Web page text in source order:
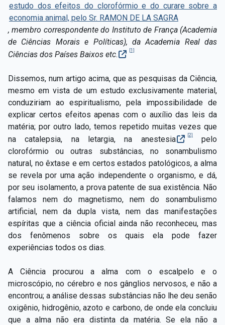
estudo dos efeitos do clorofórmio e do curare sobre a
economia animal, pelo Sr. RAMON DE LA SAGRA
, membro correspondente do Instituto de França (Academia
de Ciências Morais e Políticas), da Academia Real das
Ciências dos Países Baixos etc. [1]
Dissemos, num artigo acima, que as pesquisas da Ciência,
mesmo em vista de um estudo exclusivamente material,
conduziriam ao espiritualismo, pela impossibilidade de
explicar certos efeitos apenas com o auxílio das leis da
matéria; por outro lado, temos repetido muitas vezes que
na catalepsia, na letargia, na anestesia
[2]pelo
clorofórmio ou outras substâncias, no sonambulismo
natural, no êxtase e em certos estados patológicos, a alma
se revela por uma ação independente o organismo, e dá,
por seu isolamento, a prova patente de sua existência. Não
falamos nem do magnetismo, nem do sonambulismo
artificial, nem da dupla vista, nem das manifestações
espíritas que a ciência oficial ainda não reconheceu, mas
dos fenômenos sobre os quais ela pode fazer
experiências todos os dias.
A Ciência procurou a alma com o escalpelo e o
microscópio, no cérebro e nos gânglios nervosos, e não a
encontrou; a análise dessas substâncias não lhe deu senão
oxigênio, hidrogênio, azoto e carbono, de onde ela concluiu
que a alma não era distinta da matéria. Se ela não a